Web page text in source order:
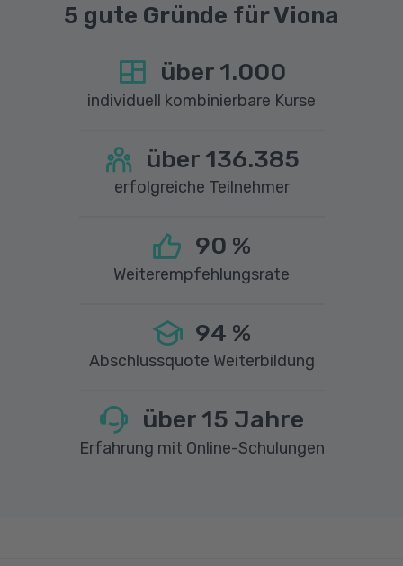
5 gute Gründe für Viona
über 1.000
individuell kombinierbare Kurse
über 136.385
erfolgreiche Teilnehmer
90 %
Weiterempfehlungsrate
94 %
Abschlussquote Weiterbildung
über 15 Jahre
Erfahrung mit Online-Schulungen